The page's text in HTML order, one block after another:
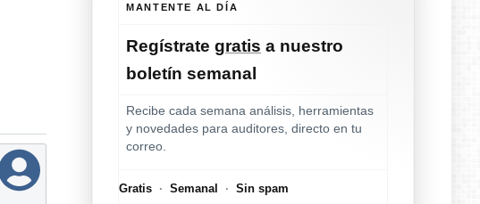
MANTENTE AL DÍA
Regístrategratis a nuestro
boletín semanal
Recibe cada semana análisis, herramientas
y novedades para auditores, directo en tu
correo.
Gratis · Semanal · Sin spam